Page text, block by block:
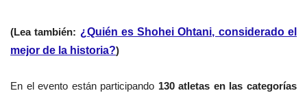
(Lea también: ¿Quién es Shohei Ohtani, considerado el
mejor de la historia?)
En el evento están participando 130 atletas en las categorías